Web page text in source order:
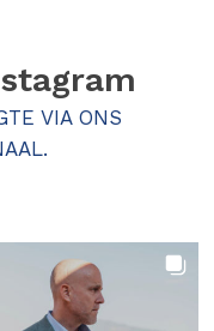
VIA ONS